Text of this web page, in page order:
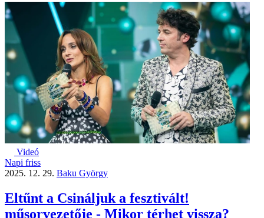
Videó
Napi friss
2025. 12. 29. Baku György
Eltűnt a Csináljuk a fesztivált!
műsorvezetője - Mikor térhet vissza?